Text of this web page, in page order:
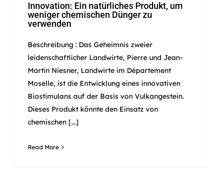
Innovation: Ein natürliches Produkt, um
weniger chemischen Dünger zu
verwenden
Beschreibung : Das Geheimnis zweier
leidenschaftlicher Landwirte, Pierre und Jean-
Martin Niesner, Landwirte im Département
Moselle, ist die Entwicklung eines innovativen
Biostimulans auf der Basis von Vulkangestein.
Dieses Produkt könnte den Einsatz von
chemischen [...]
Read More